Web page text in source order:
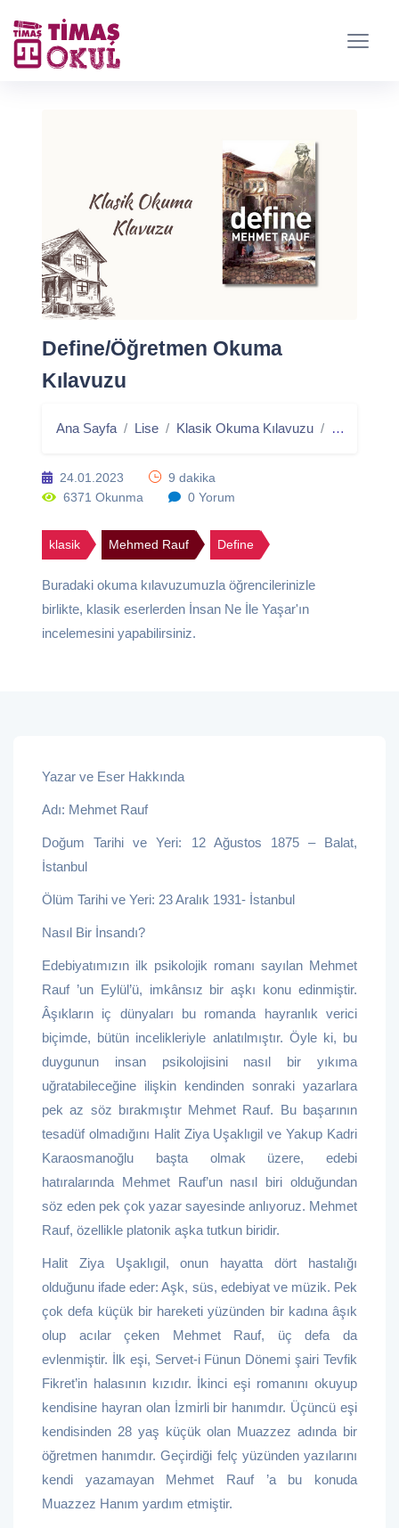
Define/Öğretmen Okuma
Kılavuzu
Ana Sayfa Lise Klasik Okuma Kılavuzu Define/
24.01.2023
9 dakika
6371 Okunma
0 Yorum
klasik Mehmed Rauf Define
Buradaki okuma kılavuzumuzla öğrencilerinizle
birlikte, klasik eserlerden İnsan Ne İle Yaşar'ın
incelemesini yapabilirsiniz.
Yazar ve Eser Hakkında
Adı: Mehmet Rauf
Doğum Tarihi ve Yeri: 12 Ağustos 1875 – Balat,
İstanbul
Ölüm Tarihi ve Yeri: 23 Aralık 1931- İstanbul
Nasıl Bir İnsandı?
Edebiyatımızın ilk psikolojik romanı sayılan Mehmet
Rauf ’un Eylül’ü, imkânsız bir aşkı konu edinmiştir.
Âşıkların iç dünyaları bu romanda hayranlık verici
biçimde, bütün incelikleriyle anlatılmıştır. Öyle ki, bu
duygunun insan psikolojisini nasıl bir yıkıma
uğratabileceğine ilişkin kendinden sonraki yazarlara
pek az söz bırakmıştır Mehmet Rauf. Bu başarının
tesadüf olmadığını Halit Ziya Uşaklıgil ve Yakup Kadri
Karaosmanoğlu başta olmak üzere, edebi
hatıralarında Mehmet Rauf’un nasıl biri olduğundan
söz eden pek çok yazar sayesinde anlıyoruz. Mehmet
Rauf, özellikle platonik aşka tutkun biridir.
Halit Ziya Uşaklıgil, onun hayatta dört hastalığı
olduğunu ifade eder: Aşk, süs, edebiyat ve müzik. Pek
çok defa küçük bir hareketi yüzünden bir kadına âşık
olup acılar çeken Mehmet Rauf, üç defa da
evlenmiştir. İlk eşi, Servet-i Fünun Dönemi şairi Tevfik
Fikret’in halasının kızıdır. İkinci eşi romanını okuyup
kendisine hayran olan İzmirli bir hanımdır. Üçüncü eşi
kendisinden 28 yaş küçük olan Muazzez adında bir
öğretmen hanımdır. Geçirdiği felç yüzünden yazılarını
kendi yazamayan Mehmet Rauf ’a bu konuda
Muazzez Hanım yardım etmiştir.